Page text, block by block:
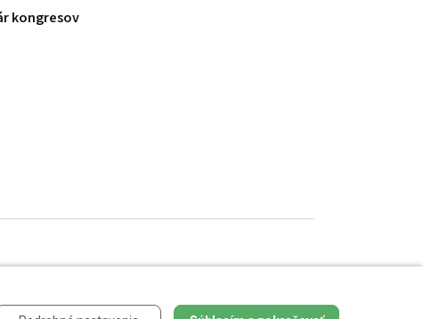
kongresov
údajov.